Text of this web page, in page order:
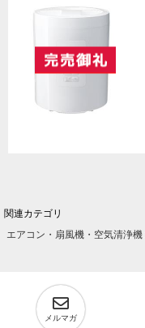
関連カテゴリ
エアコン・扇風機・空気清浄機
メルマガ